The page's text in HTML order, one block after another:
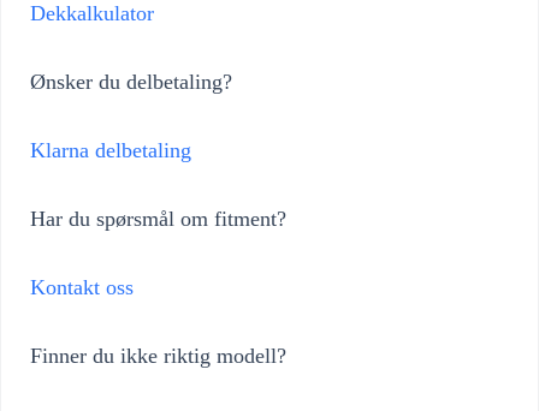
Dekkalkulator
Ønsker du delbetaling?
Klarna delbetaling
Har du spørsmål om fitment?
Kontakt oss
Finner du ikke riktig modell?